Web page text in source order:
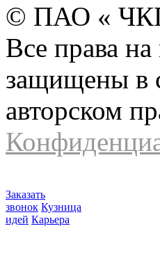
© ПАО «
Все права
защищены в
авторском
Заказать
звонок Кузница
идей Карьера